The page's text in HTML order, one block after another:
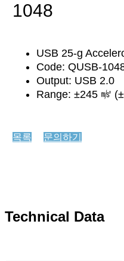
1048
USB 25-g
Code: QUSB-
Output: USB 2.0
Range: ±245 ㎨
목록 문의하기
Technical Data